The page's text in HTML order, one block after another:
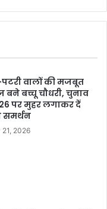
पटरी वालों की मजबूत
बने बच्चू चौधरी, चुनाव
पर मुहर लगाकर दें
समर्थन
2026